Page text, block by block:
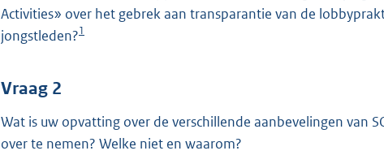
o
3
Activities» over het gebrek aan transparantie van de
jongstleden?1
Vraag 2
Wat is uw opvatting over de verschillende aanbevelingen van
over te nemen? Welke niet en waarom?